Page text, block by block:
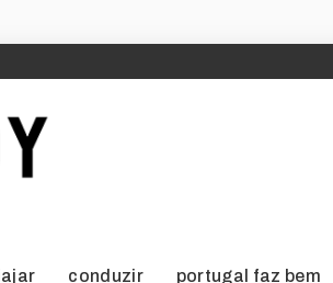
conduzir portugal faz bem